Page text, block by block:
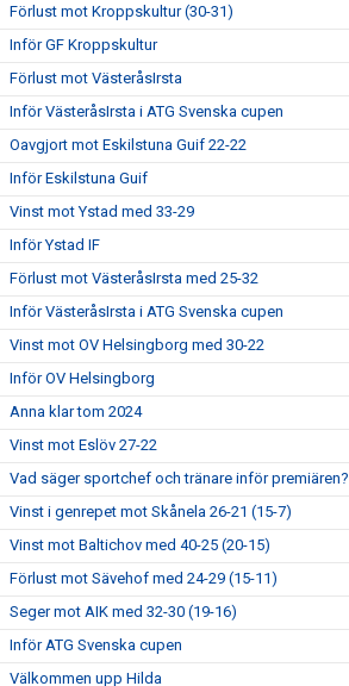
Förlust mot Kroppskultur (30-31)
Inför GF Kroppskultur
Förlust mot VästeråsIrsta
Inför VästeråsIrsta i ATG Svenska cupen
Oavgjort mot Eskilstuna Guif 22-22
Inför Eskilstuna Guif
Vinst mot Ystad med 33-29
Inför Ystad IF
Förlust mot VästeråsIrsta med 25-32
Inför VästeråsIrsta i ATG Svenska cupen
Vinst mot OV Helsingborg med 30-22
Inför OV Helsingborg
Anna klar tom 2024
Vinst mot Eslöv 27-22
Vad säger sportchef och tränare inför premiären?
Vinst i genrepet mot Skånela 26-21 (15-7)
Vinst mot Baltichov med 40-25 (20-15)
Förlust mot Sävehof med 24-29 (15-11)
Seger mot AIK med 32-30 (19-16)
Inför ATG Svenska cupen
Välkommen upp Hilda